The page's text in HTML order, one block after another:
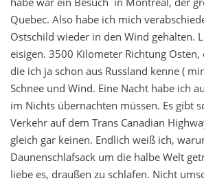
Quebec. Also habe ich mich
Ostschild wieder in den Wind gehalten.
eisigen. 3500 Kilometer Richtung Osten,
die ich ja schon aus Russland kenne (
Schnee und Wind. Eine Nacht habe ich
im Nichts übernachten müssen. Es gibt
Verkehr auf dem Trans Canadian
gleich gar keinen. Endlich weiß ich,
Daunenschlafsack um die halbe Welt
liebe es, draußen zu schlafen. Nicht